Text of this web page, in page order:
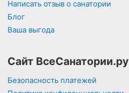
Написать отзыв о санатории
Блог
Ваша выгода
Сайт ВсеСанатории.ру
Безопасность платежей